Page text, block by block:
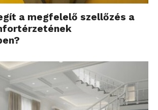
a megfelelő szellőzés a